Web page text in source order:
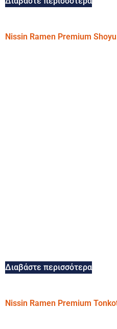
Nissin Ramen Premium
Διαβάστε περισσότερα
Nissin Ramen Premium